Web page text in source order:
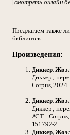
[смотреть онлайн
Предлагаем также
библиотек:
Произведения:
Диккер,
Диккер ;
Corpus,
Диккер,
Диккер ;
АСТ : Corpus,
151792-2.
Диккер,